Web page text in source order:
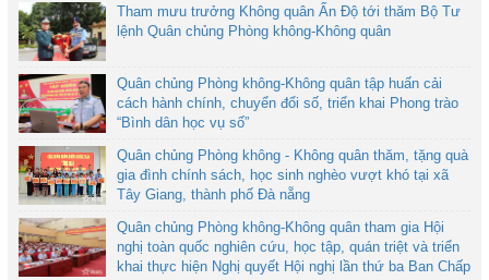
Tham mưu trưởng Không quân Ấn Độ tới thăm Bộ Tư
lệnh Quân chủng Phòng không-Không quân
Quân chủng Phòng không-Không quân tập huấn cải
cách hành chính, chuyển đổi số, triển khai Phong trào
“Bình dân học vụ số”
Quân chủng Phòng không - Không quân thăm, tặng quà
gia đình chính sách, học sinh nghèo vượt khó tại xã
Tây Giang, thành phố Đà nẵng
Quân chủng Phòng không-Không quân tham gia Hội
nghị toàn quốc nghiên cứu, học tập, quán triệt và triển
khai thực hiện Nghị quyết Hội nghị lần thứ ba Ban Chấp